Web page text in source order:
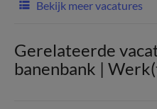
Bekijk meer vacatures
Gerelateerde
banenbank |